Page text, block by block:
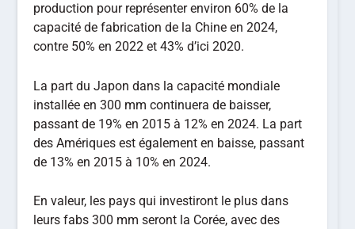
production pour représenter environ 60% de la
capacité de fabrication de la Chine en 2024,
contre 50% en 2022 et 43% d’ici 2020.
La part du Japon dans la capacité mondiale
installée en 300 mm continuera de baisser,
passant de 19% en 2015 à 12% en 2024. La part
des Amériques est également en baisse, passant
de 13% en 2015 à 10% en 2024.
En valeur, les pays qui investiront le plus dans
leurs fabs 300 mm seront la Corée, avec des